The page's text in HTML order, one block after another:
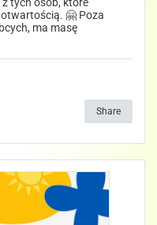
z tych osób, które
🤗 Poza
ma masę
Share